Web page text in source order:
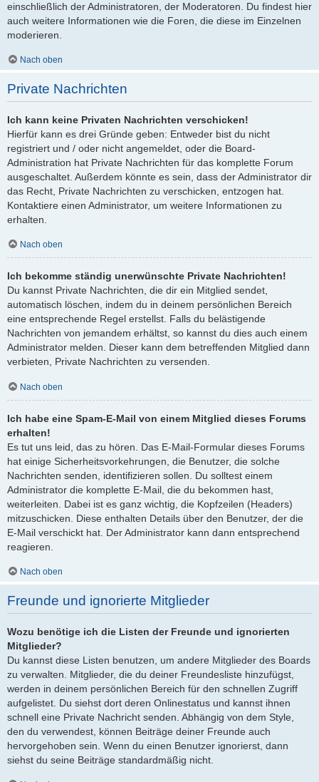
einschließlich der Administratoren, der Moderatoren. Du findest hier
auch weitere Informationen wie die Foren, die diese im Einzelnen
moderieren.
Nach oben
Private Nachrichten
Ich kann keine Privaten Nachrichten verschicken!
Hierfür kann es drei Gründe geben: Entweder bist du nicht
registriert und / oder nicht angemeldet, oder die Board-
Administration hat Private Nachrichten für das komplette Forum
ausgeschaltet. Außerdem könnte es sein, dass der Administrator dir
das Recht, Private Nachrichten zu verschicken, entzogen hat.
Kontaktiere einen Administrator, um weitere Informationen zu
erhalten.
Nach oben
Ich bekomme ständig unerwünschte Private Nachrichten!
Du kannst Private Nachrichten, die dir ein Mitglied sendet,
automatisch löschen, indem du in deinem persönlichen Bereich
eine entsprechende Regel erstellst. Falls du belästigende
Nachrichten von jemandem erhältst, so kannst du dies auch einem
Administrator melden. Dieser kann dem betreffenden Mitglied dann
verbieten, Private Nachrichten zu versenden.
Nach oben
Ich habe eine Spam-E-Mail von einem Mitglied dieses Forums
erhalten!
Es tut uns leid, das zu hören. Das E-Mail-Formular dieses Forums
hat einige Sicherheitsvorkehrungen, die Benutzer, die solche
Nachrichten senden, identifizieren sollen. Du solltest einem
Administrator die komplette E-Mail, die du bekommen hast,
weiterleiten. Dabei ist es ganz wichtig, die Kopfzeilen (Headers)
mitzuschicken. Diese enthalten Details über den Benutzer, der die
E-Mail verschickt hat. Der Administrator kann dann entsprechend
reagieren.
Nach oben
Freunde und ignorierte Mitglieder
Wozu benötige ich die Listen der Freunde und ignorierten
Mitglieder?
Du kannst diese Listen benutzen, um andere Mitglieder des Boards
zu verwalten. Mitglieder, die du deiner Freundesliste hinzufügst,
werden in deinem persönlichen Bereich für den schnellen Zugriff
aufgelistet. Du siehst dort deren Onlinestatus und kannst ihnen
schnell eine Private Nachricht senden. Abhängig von dem Style,
den du verwendest, können Beiträge deiner Freunde auch
hervorgehoben sein. Wenn du einen Benutzer ignorierst, dann
siehst du seine Beiträge standardmäßig nicht.